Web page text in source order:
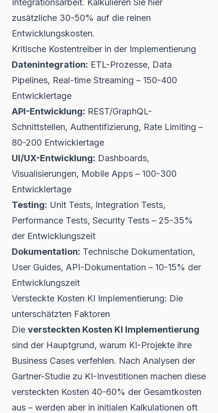
zusätzliche 30-50% auf die reinen
Entwicklungskosten.
Kritische Kostentreiber in der Implementierung
Datenintegration: ETL-Prozesse, Data
Pipelines, Real-time Streaming – 150-400
Entwicklertage
API-Entwicklung: REST/GraphQL-
Schnittstellen, Authentifizierung, Rate Limiting –
80-200 Entwicklertage
UI/UX-Entwicklung: Dashboards,
Visualisierungen, Mobile Apps – 100-300
Entwicklertage
Testing: Unit Tests, Integration Tests,
Performance Tests, Security Tests – 25-35%
der Entwicklungszeit
Dokumentation: Technische Dokumentation,
User Guides, API-Dokumentation – 10-15% der
Entwicklungszeit
Versteckte Kosten KI Implementierung: Die
unterschätzten Faktoren
Die versteckten Kosten KI Implementierung
sind der Hauptgrund, warum KI-Projekte ihre
Business Cases verfehlen. Nach Analysen der
Gartner-Studie zu KI-Investitionen machen diese
versteckten Kosten 40-60% der Gesamtkosten
aus – werden aber in initialen Kalkulationen oft